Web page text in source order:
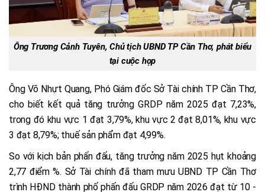
Ông Trương Cảnh Tuyên, Chủ tịch UBND TP Cần Thơ, phát biểu
tại cuộc họp
Ông Võ Nhựt Quang, Phó Giám đốc Sở Tài chính TP Cần Thơ,
cho biết kết quả tăng trưởng GRDP năm 2025 đạt 7,23%,
trong đó khu vực 1 đạt 3,79%, khu vực 2 đạt 8,01%, khu vực
3 đạt 8,79%; thuế sản phẩm đạt 4,99%.
So với kịch bản phấn đấu, tăng trưởng năm 2025 hụt khoảng
2,77 điểm %. Sở Tài chính đã tham mưu UBND TP Cần Thơ
trình HĐND thành phố phấn đấu GRDP năm 2026 đạt từ 10 -